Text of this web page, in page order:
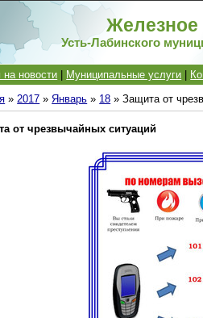
Железное
Усть-Лабинского
на новости Муниципальные услуги
»2017 » Январь » 18 » Защита от
от чрезвычайных ситуаций